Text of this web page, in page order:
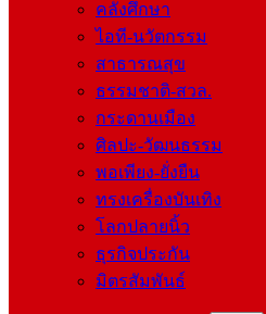
คลังศึกษา
ไอที-นวัตกรรม
สาธารณสุข
ธรรมชาติ-สวล.
กระดานเมือง
ศิลปะ-วัฒนธรรม
พอเพียง-ยั่งยืน
ทรงเครื่องบันเทิง
โลกปลายนิ้ว
ธุรกิจประกัน
มิตรสัมพันธ์